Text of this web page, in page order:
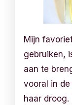
Mijn
gebruiken,
aan te
vooral in
haar